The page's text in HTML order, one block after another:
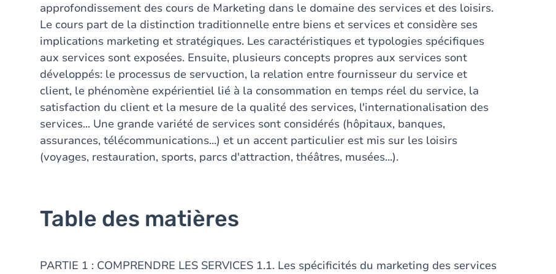
approfondissement des cours de Marketing dans le domaine des services et des loisirs.
Le cours part de la distinction traditionnelle entre biens et services et considère ses
implications marketing et stratégiques. Les caractéristiques et typologies spécifiques
aux services sont exposées. Ensuite, plusieurs concepts propres aux services sont
développés: le processus de servuction, la relation entre fournisseur du service et
client, le phénomène expérientiel lié à la consommation en temps réel du service, la
satisfaction du client et la mesure de la qualité des services, l'internationalisation des
services... Une grande variété de services sont considérés (hôpitaux, banques,
assurances, télécommunications...) et un accent particulier est mis sur les loisirs
(voyages, restauration, sports, parcs d'attraction, théâtres, musées...).
Table des matières
PARTIE 1 : COMPRENDRE LES SERVICES 1.1. Les spécificités du marketing des services